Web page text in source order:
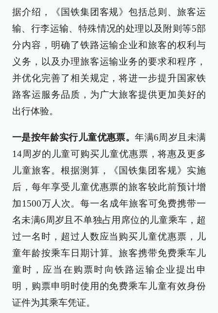
据介绍，《国铁集团客规》包括总则、旅客运
输、行李运输、特殊情况的处理以及附则等5部
分内容，明确了铁路运输企业和旅客的权利与
义务，以及办理旅客运输业务的要求和程序，
并优化完善了相关规定，将进一步提升国家铁
路客运服务品质，为广大旅客提供更加美好的
出行体验。
一是按年龄实行儿童优惠票。年满6周岁且未满
14周岁的儿童可购买儿童优惠票，将惠及更多
儿童旅客。根据测算，《国铁集团客规》实施
后，每年享受儿童优惠票的旅客较此前预计增
加1500万人次。每一名成年旅客可免费携带一
名未满6周岁且不单独占用席位的儿童乘车，超
过一名时，超过人数应当购买儿童优惠票，儿
童年龄按乘车日期计算。旅客携带免费乘车儿
童时，应当在购票时向铁路运输企业提出申
明，购票申明时使用的免费乘车儿童有效身份
证件为其乘车凭证。